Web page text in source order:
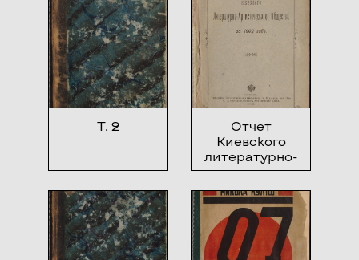
Т. 2
Отчет
Киевского
литературно-
артистического
общества за
1902 год